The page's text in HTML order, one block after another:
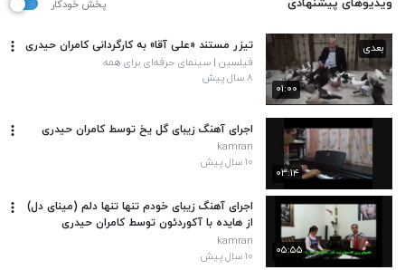
ویدیوهای پیشنهادی پخش خودکار
۰۱:۰۰
بعدی تیزر مستند «علی آقا» به کارگردانی کامران حیدری
فیلسین | سینمای حرفه‌ای برای همه
۸ سال پیش
۰۳:۱۴
اجرای آهنگ زیبای گل یخ توسط کامران حیدری
kamran
۱۰ سال پیش
۰۵:۵۵
اجرای آهنگ زیبای خودم تنها تنها دلم (مینای دل)
از هایده با آکوردئون توسط کامران حیدری
kamran
۱۰ سال پیش